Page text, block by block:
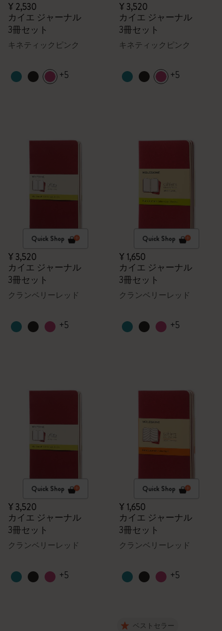
¥ 2,530
カイエ ジャーナル
3冊セット
キネティックピンク
+5
¥ 3,520
カイエ ジャーナル
3冊セット
キネティックピンク
+5
Quick Shop
¥ 3,520
カイエ ジャーナル
3冊セット
クランベリーレッド
+5
Quick Shop
¥ 1,650
カイエ ジャーナル
3冊セット
クランベリーレッド
+5
Quick Shop
¥ 3,520
カイエ ジャーナル
3冊セット
クランベリーレッド
+5
Quick Shop
¥ 1,650
カイエ ジャーナル
3冊セット
クランベリーレッド
+5
ベストセラー